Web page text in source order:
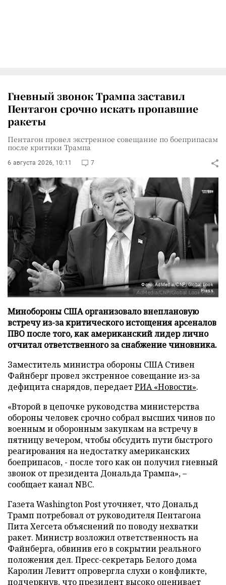
Гневный звонок Трампа заставил
Пентагон срочно искать пропавшие
ракеты
Пентагон провел экстренное совещание по боеприпасам
после критики Трампа
6 августа 2026, 10:11 7
Фото: AdMedia/CNP/Global Look
Press
Минобороны США организовало внеплановую
встречу из-за критического истощения арсеналов
ПВО после того, как американский лидер лично
отчитал ответственного за снабжение чиновника.
Заместитель министра обороны США Стивен
Файнберг провел экстренное совещание из-за
дефицита снарядов, передаетРИА «Новости».
«Второй в цепочке руководства министерства
обороны человек срочно собрал высших чинов по
военным и оборонным закупкам на встречу в
пятницу вечером, чтобы обсудить пути быстрого
реагирования на недостатку американских
боеприпасов, - после того как он получил гневный
звонок от президента Дональда Трампа», –
сообщает канал NBC.
Газета Washington Post уточняет, что Дональд
Трамп потребовал от руководителя Пентагона
Пита Хегсета объяснений по поводу нехватки
ракет. Министр возложил ответственность на
Файнберга, обвинив его в сокрытии реального
положения дел. Пресс-секретарь Белого дома
Каролин Левитт опровергла слухи о конфликте,
подчеркнув, что президент высоко оценивает